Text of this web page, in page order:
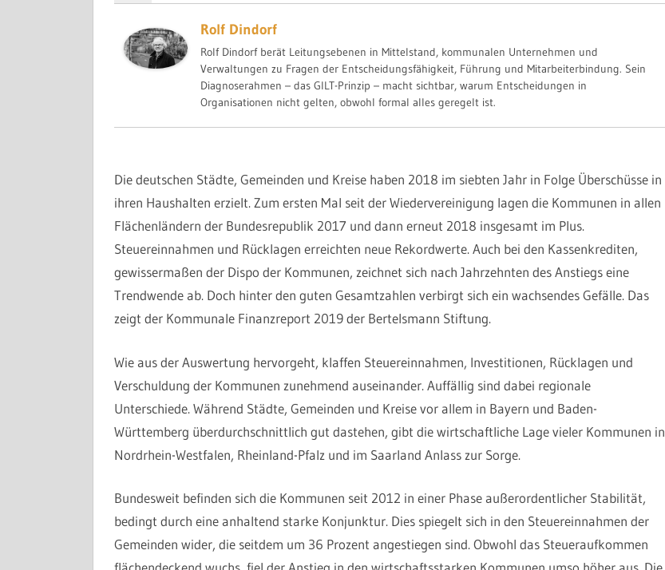
Rolf Dindorf
Rolf Dindorf berät Leitungsebenen in Mittelstand, kommunalen Unternehmen und
Verwaltungen zu Fragen der Entscheidungsfähigkeit, Führung und Mitarbeiterbindung. Sein
Diagnoserahmen – das GILT-Prinzip – macht sichtbar, warum Entscheidungen in
Organisationen nicht gelten, obwohl formal alles geregelt ist.
Die deutschen Städte, Gemeinden und Kreise haben 2018 im siebten Jahr in Folge Überschüsse in
ihren Haushalten erzielt. Zum ersten Mal seit der Wiedervereinigung lagen die Kommunen in allen
Flächenländern der Bundesrepublik 2017 und dann erneut 2018 insgesamt im Plus.
Steuereinnahmen und Rücklagen erreichten neue Rekordwerte. Auch bei den Kassenkrediten,
gewissermaßen der Dispo der Kommunen, zeichnet sich nach Jahrzehnten des Anstiegs eine
Trendwende ab. Doch hinter den guten Gesamtzahlen verbirgt sich ein wachsendes Gefälle. Das
zeigt der Kommunale Finanzreport 2019 der Bertelsmann Stiftung.
Wie aus der Auswertung hervorgeht, klaffen Steuereinnahmen, Investitionen, Rücklagen und
Verschuldung der Kommunen zunehmend auseinander. Auffällig sind dabei regionale
Unterschiede. Während Städte, Gemeinden und Kreise vor allem in Bayern und Baden-
Württemberg überdurchschnittlich gut dastehen, gibt die wirtschaftliche Lage vieler Kommunen in
Nordrhein-Westfalen, Rheinland-Pfalz und im Saarland Anlass zur Sorge.
Bundesweit befinden sich die Kommunen seit 2012 in einer Phase außerordentlicher Stabilität,
bedingt durch eine anhaltend starke Konjunktur. Dies spiegelt sich in den Steuereinnahmen der
Gemeinden wider, die seitdem um 36 Prozent angestiegen sind. Obwohl das Steueraufkommen